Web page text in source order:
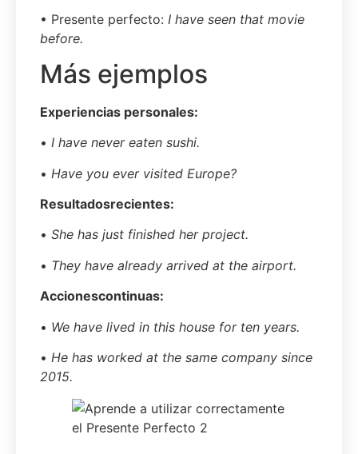
• Presente perfecto: I have seen that movie
before.
Más ejemplos
Experiencias personales:
• I have never eaten sushi.
• Have you ever visited Europe?
Resultadosrecientes:
• She has just finished her project.
• They have already arrived at the airport.
Accionescontinuas:
• We have lived in this house for ten years.
• He has worked at the same company since
2015.